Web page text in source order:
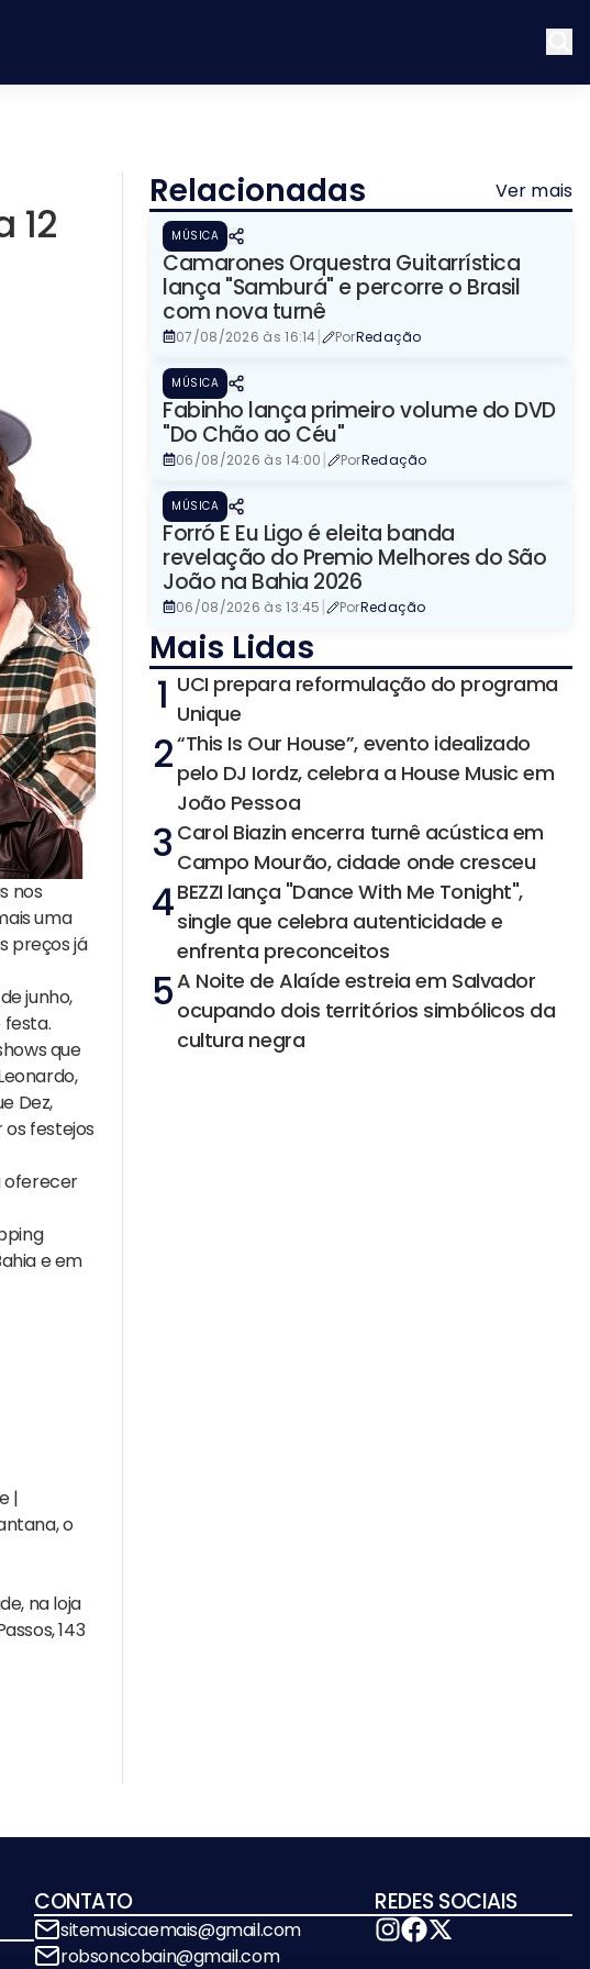
12
nos
uma
preços já
junho,
festa.
que
Dez,
os festejos
oferecer
e em
|
o
na loja
143
Relacionadas Ver mais
MÚSICA
Camarones Orquestra Guitarrística
lança "Samburá" e percorre o Brasil
com nova turnê
07/08/2026 às 16:14 | PorRedação
MÚSICA
Fabinho lança primeiro volume do DVD
"Do Chão ao Céu"
06/08/2026 às 14:00 | PorRedação
MÚSICA
Forró E Eu Ligo é eleita banda
revelação do Premio Melhores do São
João na Bahia 2026
06/08/2026 às 13:45 | PorRedação
Mais Lidas
1 UCI prepara reformulação do programa
Unique
2“This Is Our House”, evento idealizado
pelo DJ Iordz, celebra a House Music em
João Pessoa
3 Carol Biazin encerra turnê acústica em
Campo Mourão, cidade onde cresceu
4BEZZI lança "Dance With Me Tonight",
single que celebra autenticidade e
enfrenta preconceitos
5A Noite de Alaíde estreia em Salvador
ocupando dois territórios simbólicos da
cultura negra
CONTATO
sitemusicaemais@gmail.com
robsoncobain@gmail.com
REDES SOCIAIS